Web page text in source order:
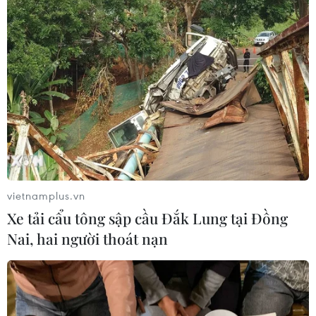
05/08/2026 10:07
Nghị quyết 10-NQ/TW: FDI tiếp tục
là điểm sáng trong bức tranh kinh tế
Việt Nam
05/08/2026 09:08
Động lực tăng trưởng mới tiếp tục
dẫn dắt kinh tế Trung Quốc
05/08/2026 07:44
Dòng vốn FDI vào Quảng Ninh
chuyển dịch tích cực về chất lượng
05/08/2026 07:40
vietnamplus.vn
Xe tải cẩu tông sập cầu Đắk Lung tại Đồng
Nai, hai người thoát nạn